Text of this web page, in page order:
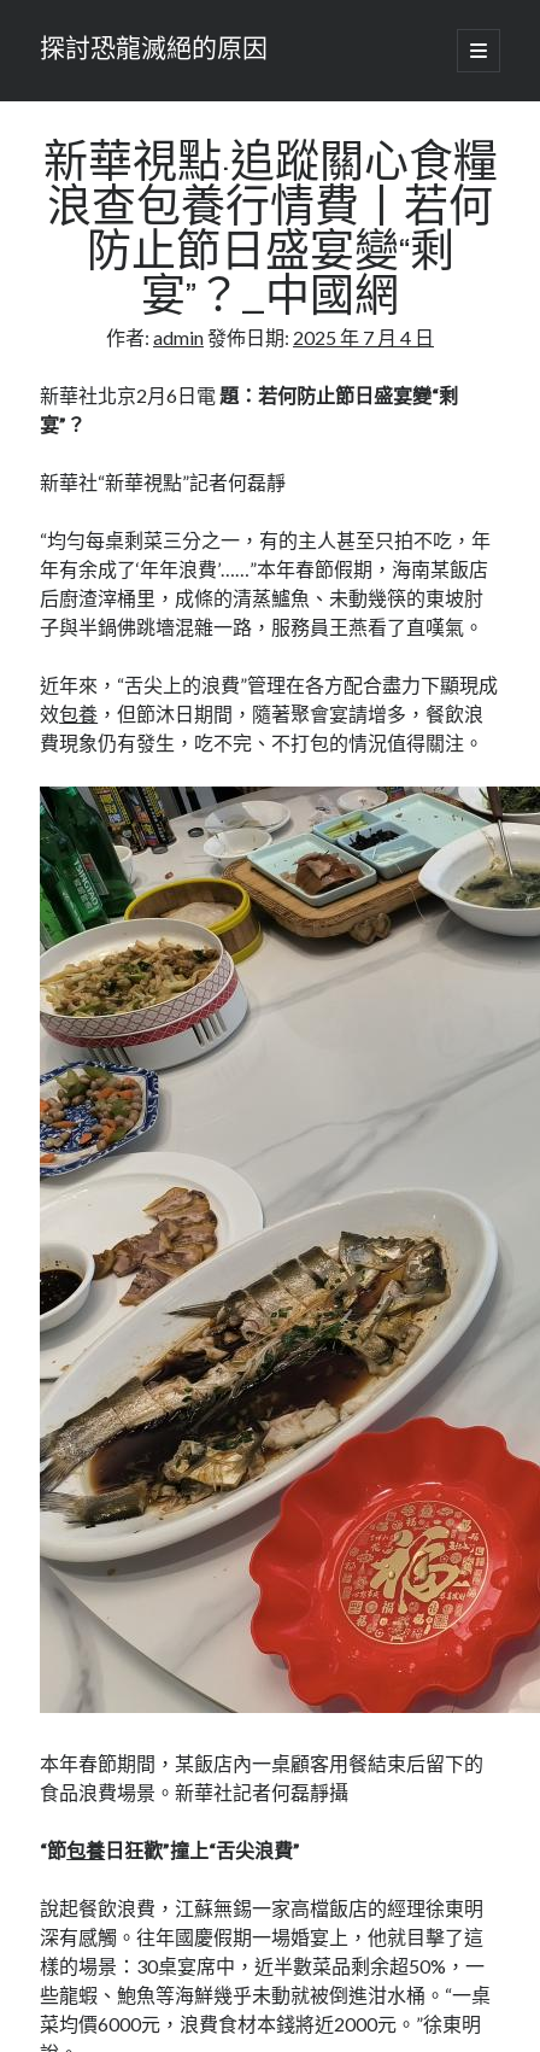
探討恐龍滅絕的原因
開
啟
要
單
新華視點·追蹤關心食糧
浪查包養行情費丨若何
防止節日盛宴變“剩
宴”？_中國網
作者: admin發佈日期: 2025 年 7 月 4 日
新華社北京2月6日電題：若何防止節日盛宴變“剩
宴”？
新華社“新華視點”記者何磊靜
“均勻每桌剩菜三分之一，有的主人甚至只拍不吃，年
年有余成了‘年年浪費’……”本年春節假期，海南某飯店
后廚渣滓桶里，成條的清蒸鱸魚、未動幾筷的東坡肘
子與半鍋佛跳墻混雜一路，服務員王燕看了直嘆氣。
近年來，“舌尖上的浪費”管理在各方配合盡力下顯現成
效包養 ，但節沐日期間，隨著聚會宴請增多，餐飲浪
費現象仍有發生，吃不完、不打包的情況值得關注。
本年春節期間，某飯店內一桌顧客用餐結束后留下的
食品浪費場景。新華社記者何磊靜攝
“節包養日狂歡”撞上“舌尖浪費”
說起餐飲浪費，江蘇無錫一家高檔飯店的經理徐東明
深有感觸。往年國慶假期一場婚宴上，他就目擊了這
樣的場景：30桌宴席中，近半數菜品剩余超50%，一
些龍蝦、鮑魚等海鮮幾乎未動就被倒進泔水桶。“一桌
菜均價6000元，浪費食材本錢將近2000元。”徐東明